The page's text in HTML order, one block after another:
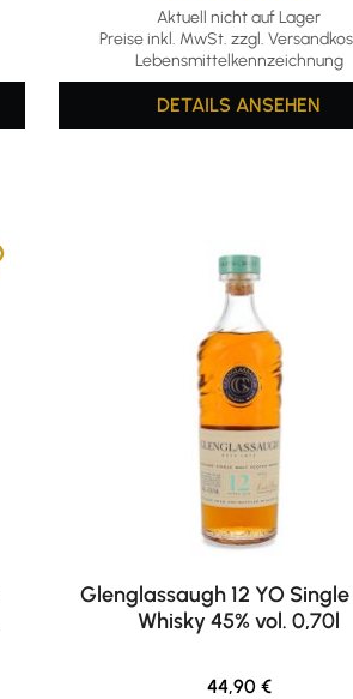
Durchschnittliche Bewertung
Aktuell nicht auf Lager
Preise inkl. MwSt. zzgl.
Lebensmittelkennzeichnung
DETAILSANSEHEN
Glenglassaugh 12 YO
Whisky 45% vol. 0,70l
Regulärer Preis:
44,90 €